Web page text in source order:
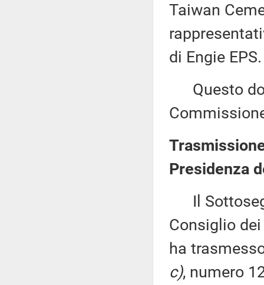
Taiwan
di Engie EPS.
Questo
Presidenza
Il
Consiglio
ha
c), numero